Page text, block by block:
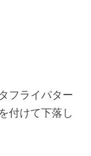
フライパター
付けて下落し